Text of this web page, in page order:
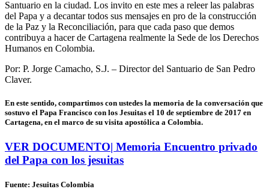
Santuario en la ciudad. Los invito en este mes a releer las palabras
del Papa y a decantar todos sus mensajes en pro de la construcción
de la Paz y la Reconciliación, para que cada paso que demos
contribuya a hacer de Cartagena realmente la Sede de los Derechos
Humanos en Colombia.
Por: P. Jorge Camacho, S.J. – Director del Santuario de San Pedro
Claver.
En este sentido, compartimos con ustedes la memoria de la conversación que
sostuvo el Papa Francisco con los Jesuitas el 10 de septiembre de 2017 en
Cartagena, en el marco de su visita apostólica a Colombia.
VER DOCUMENTO| Memoria Encuentro privado
del Papa con los jesuitas
Fuente: Jesuitas Colombia